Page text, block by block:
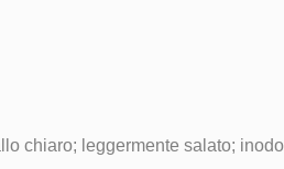
chiaro; leggermente salato;